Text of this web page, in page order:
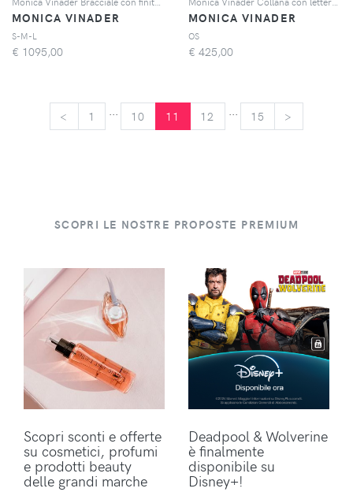
MONICA VINADER
S-M-L
€ 1095,00
MONICA VINADER
OS
€ 425,00
< 1 ... 10 11 12 ... 15 >
SCOPRI LE NOSTRE PROPOSTE PREMIUM
Scopri sconti e offerte
su cosmetici, profumi
e prodotti beauty
delle grandi marche
Deadpool & Wolverine
è finalmente
disponibile su
Disney+!